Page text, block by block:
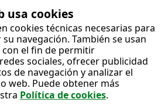
usa cookies
cookies técnicas necesarias para
navegación. También se usan
el fin de permitir
sociales, ofrecer publicidad
de navegación y analizar el
web. Puede obtener más
Política de cookies.